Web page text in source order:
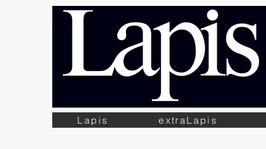
Lapis extraLapis